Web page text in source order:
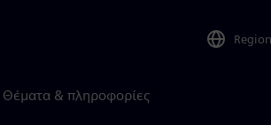
Region
Θέματα & πληροφορίες